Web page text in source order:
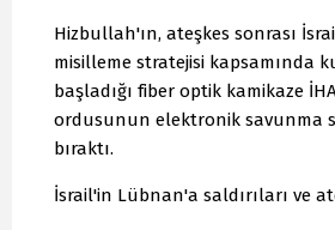
Hizbullah'ın, ateşkes sonrası
misilleme stratejisi kapsamında
başladığı fiber optik kamikaze
ordusunun elektronik savunma
bıraktı.
İsrail'in Lübnan'a saldırıları ve